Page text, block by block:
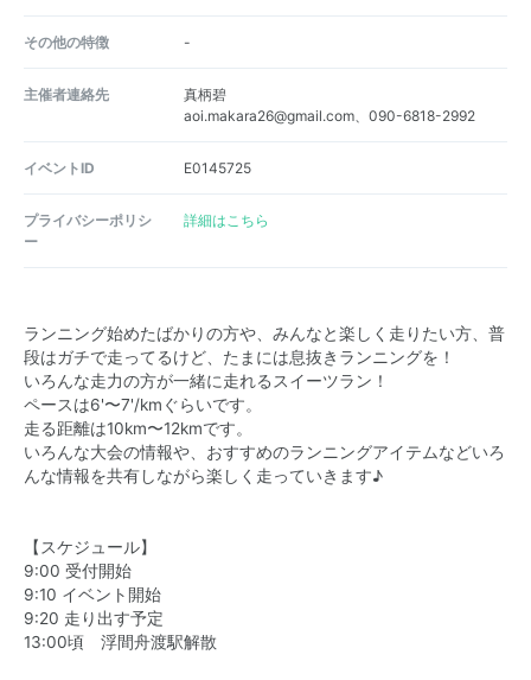
その他の特徴 -
主催者連絡先
真柄碧
aoi.makara26@gmail.com、090-6818-2992
イベントID E0145725
プライバシーポリシ
ー
詳細はこちら
ランニング始めたばかりの方や、みんなと楽しく走りたい方、普
段はガチで走ってるけど、たまには息抜きランニングを！
いろんな走力の方が一緒に走れるスイーツラン！
ペースは6'〜7'/kmぐらいです。
走る距離は10km〜12kmです。
いろんな大会の情報や、おすすめのランニングアイテムなどいろ
んな情報を共有しながら楽しく走っていきます♪
【スケジュール】
9:00 受付開始
9:10 イベント開始
9:20 走り出す予定
13:00頃 浮間舟渡駅解散